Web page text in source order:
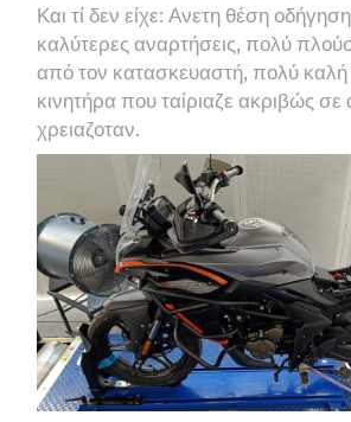
Και τί δεν είχε: Ανετη θέση
καλύτερες αναρτήσεις, πολύ
από τον κατασκευαστή, πολύ καλή
κινητήρα που ταίριαζε ακριβώς
χρειαζοταν.